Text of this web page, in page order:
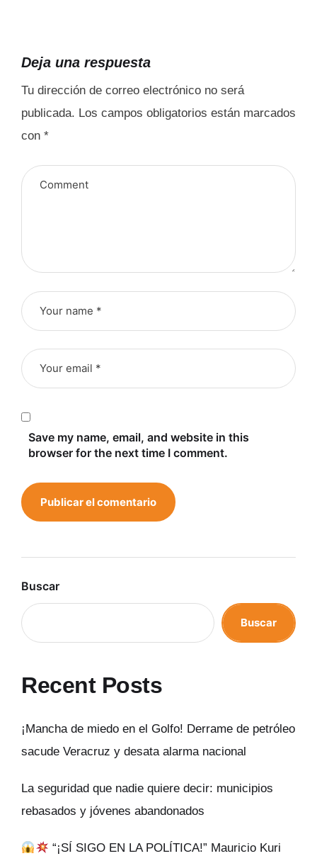
Deja una respuesta
Tu dirección de correo electrónico no será
publicada. Los campos obligatorios están marcados
con *
Save my name, email, and website in this
browser for the next time I comment.
Buscar
Buscar
Recent Posts
¡Mancha de miedo en el Golfo! Derrame de petróleo
sacude Veracruz y desata alarma nacional
La seguridad que nadie quiere decir: municipios
rebasados y jóvenes abandonados
“¡SÍ SIGO EN LA POLÍTICA!” Mauricio Kuri